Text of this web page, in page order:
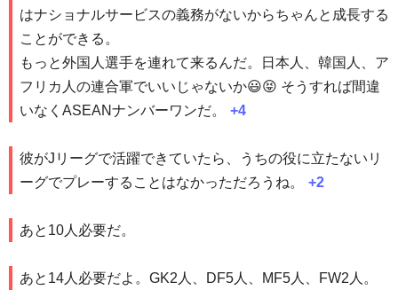
はナショナルサービスの義務がないからちゃんと成長する
ことができる。
もっと外国人選手を連れて来るんだ。日本人、韓国人、ア
フリカ人の連合軍でいいじゃないか😃😝 そうすれば間違
いなくASEANナンバーワンだ。
+4
彼がJリーグで活躍できていたら、うちの役に立たないリ
ーグでプレーすることはなかっただろうね。
+2
あと10人必要だ。
あと14人必要だよ。GK2人、DF5人、MF5人、FW2人。